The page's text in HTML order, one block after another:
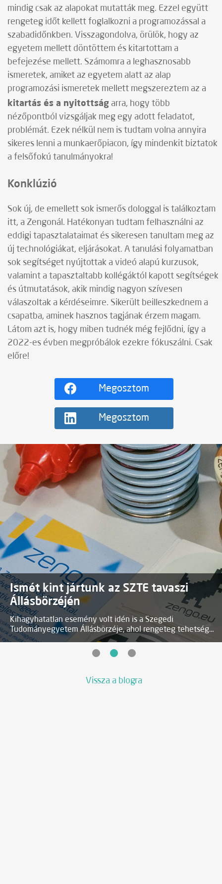
mindig csak az alapokat mutatták meg. Ezzel együtt
rengeteg időt kellett foglalkozni a programozással a
szabadidőnkben. Visszagondolva, örülök, hogy az
egyetem mellett döntöttem és kitartottam a
befejezése mellett. Számomra a leghasznosabb
ismeretek, amiket az egyetem alatt az alap
programozási ismeretek mellett megszereztem az a
kitartás és a nyitottság arra, hogy több
nézőpontból vizsgáljak meg egy adott feladatot,
problémát. Ezek nélkül nem is tudtam volna annyira
sikeres lenni a munkaerőpiacon, így mindenkit biztatok
a felsőfokú tanulmányokra!
Konklúzió
Sok új, de emellett sok ismerős dologgal is találkoztam
itt, a Zengonál. Hatékonyan tudtam felhasználni az
eddigi tapasztalataimat és sikeresen tanultam meg az
új technológiákat, eljárásokat. A tanulási folyamatban
sok segítséget nyújtottak a videó alapú kurzusok,
valamint a tapasztaltabb kollégáktól kapott segítségek
és útmutatások, akik mindig nagyon szívesen
válaszoltak a kérdéseimre. Sikerült beilleszkednem a
csapatba, aminek hasznos tagjának érzem magam.
Látom azt is, hogy miben tudnék még fejlődni, így a
2022-es évben megpróbálok ezekre fókuszálni. Csak
előre!
Megosztom
Megosztom
Ismét kint jártunk az SZTE tavaszi
Állásbörzéjén
Kihagyhatatlan esemény volt idén is a Szegedi
Tudományegyetem Állásbörzéje, ahol rengeteg tehetséges
és ambíciózus fiatal érdeklődővel találkozhattunk és
Vissza a blogra